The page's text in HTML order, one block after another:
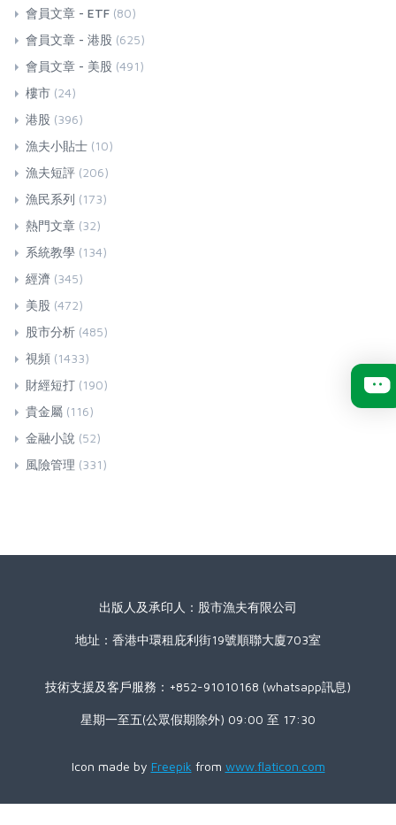
會員文章 - ETF (80)
會員文章 - 港股 (625)
會員文章 - 美股 (491)
樓市 (24)
港股 (396)
漁夫小貼士 (10)
漁夫短評 (206)
漁民系列 (173)
熱門文章 (32)
系統教學 (134)
經濟 (345)
美股 (472)
股市分析 (485)
視頻 (1433)
財經短打 (190)
貴金屬 (116)
金融小說 (52)
風險管理 (331)
出版人及承印人：股市漁夫有限公司
地址：香港中環租庇利街19號順聯大廈703室
技術支援及客戶服務：+852-91010168 (whatsapp訊息)
星期一至五(公眾假期除外) 09:00 至 17:30
Icon made by Freepik from www.flaticon.com